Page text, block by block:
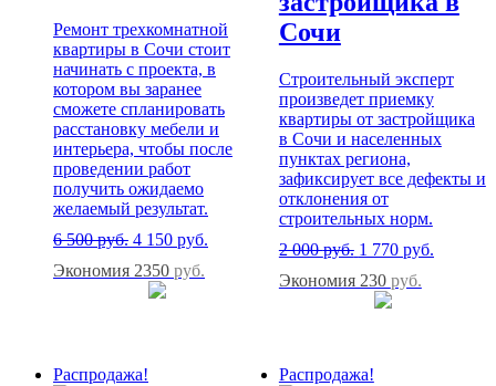
Ремонт трехкомнатной
квартиры в Сочи стоит
начинать с проекта, в
котором вы заранее
сможете спланировать
расстановку мебели и
интерьера, чтобы после
проведении работ
получить ожидаемо
желаемый результат.
6 500руб. 4 150 руб.
Экономия 2350 руб.
Сочи
Строительный эксперт
произведет приемку
квартиры от застройщика
в Сочи и населенных
пунктах региона,
зафиксирует все дефекты и
отклонения от
строительных норм.
2 000руб. 1 770 руб.
Экономия 230 руб.
Распродажа! Распродажа!